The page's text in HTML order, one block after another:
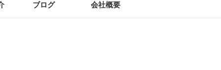
ブログ 会社概要